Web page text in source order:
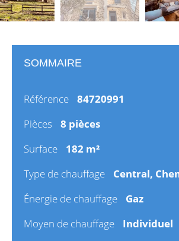
SOMMAIRE
Référence
84720991
Pièces
8 pièces
Surface
182 m²
Type de chauffage
Central,
Énergie de chauffage
Gaz
Moyen de chauffage
Individuel